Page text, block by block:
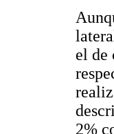
el de
2%